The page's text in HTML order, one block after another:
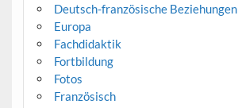
Deutsch-französische Beziehungen
Europa
Fachdidaktik
Fortbildung
Fotos
Französisch